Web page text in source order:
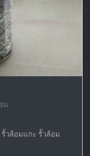
ม
วล้อมแกะ รั้วล้อม